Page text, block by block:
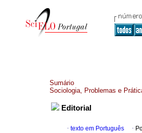
Sumário
Sociologia, Problemas e
Editorial
· texto em Português ·